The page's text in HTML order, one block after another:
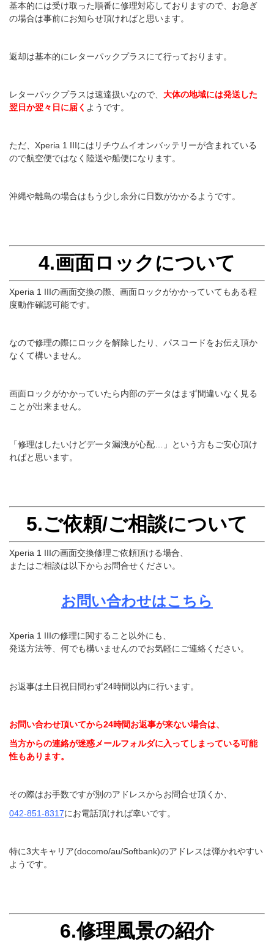
基本的には受け取った順番に修理対応しておりますので、お急ぎ
の場合は事前にお知らせ頂ければと思います。
返却は基本的にレターパックプラスにて行っております。
レターパックプラスは速達扱いなので、 大体の地域には発送した
翌日か翌々日に届く ようです。
ただ、Xperia 1 IIIにはリチウムイオンバッテリーが含まれている
ので航空便ではなく陸送や船便になります。
沖縄や離島の場合はもう少し余分に日数がかかるようです。
4.画面ロックについて
Xperia 1 IIIの画面交換の際、画面ロックがかかっていてもある程
度動作確認可能です。
なので修理の際にロックを解除したり、パスコードをお伝え頂か
なくて構いません。
画面ロックがかかっていたら内部のデータはまず間違いなく見る
ことが出来ません。
「修理はしたいけどデータ漏洩が心配…」という方もご安心頂け
ればと思います。
5.ご依頼/ご相談について
Xperia 1 IIIの画面交換修理ご依頼頂ける場合、
またはご相談は以下からお問合せください。
お問い合わせはこちら
Xperia 1 IIIの修理に関すること以外にも、
発送方法等、何でも構いませんのでお気軽にご連絡ください。
お返事は土日祝日問わず24時間以内に行います。
お問い合わせ頂いてから24時間お返事が来ない場合は、
当方からの連絡が迷惑メールフォルダに入ってしまっている可能
性もあります。
その際はお手数ですが別のアドレスからお問合せ頂くか、
042-851-8317にお電話頂ければ幸いです。
特に3大キャリア(docomo/au/Softbank)のアドレスは弾かれやすい
ようです。
6.修理風景の紹介